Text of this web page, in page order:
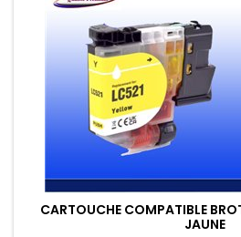
CARTOUCHE COMPATIBLE
JAUNE